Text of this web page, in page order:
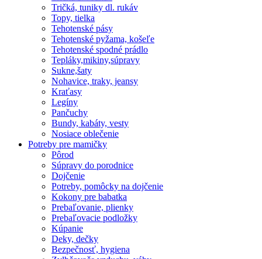
Tričká, tuniky dl. rukáv
Topy, tielka
Tehotenské pásy
Tehotenské pyžama, košeľe
Tehotenské spodné prádlo
Tepláky,mikiny,súpravy
Sukne,šaty
Nohavice, traky, jeansy
Kraťasy
Legíny
Pančuchy
Bundy, kabáty, vesty
Nosiace oblečenie
Potreby pre mamičky
Pôrod
Súpravy do porodnice
Dojčenie
Potreby, pomôcky na dojčenie
Kokony pre babatka
Prebaľovanie, plienky
Prebaľovacie podložky
Kúpanie
Deky, dečky
Bezpečnosť, hygiena